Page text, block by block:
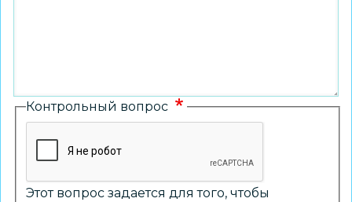
Контрольный вопрос
Этот вопрос задается для того, чтобы